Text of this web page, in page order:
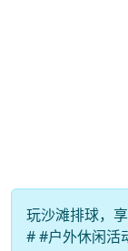
玩沙滩排球，
# #户外休闲活